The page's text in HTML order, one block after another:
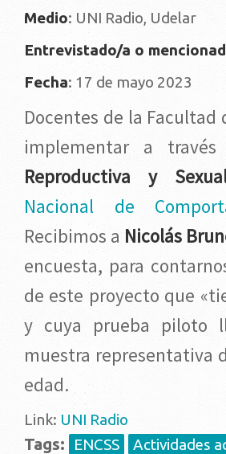
Medio: UNI Radio, Udelar
Entrevistado/a o
Fecha: 17 de mayo 2023
Docentes de la Facultad
implementar a
Reproductiva y
Nacional de
Recibimos a Nicolás
encuesta, para
de este proyecto que
y cuya prueba piloto
muestra representativa
edad.
Link: UNI Radio
Tags: ENCSS Actividades